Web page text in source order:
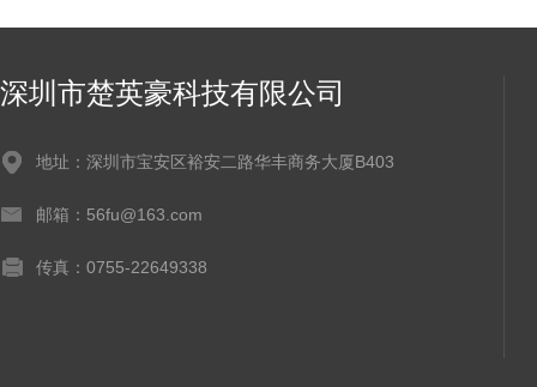
深圳市楚英豪科技有限公司
地址：深圳市宝安区裕安二路华丰商务大厦B403
邮箱：56fu@163.com
传真：0755-22649338